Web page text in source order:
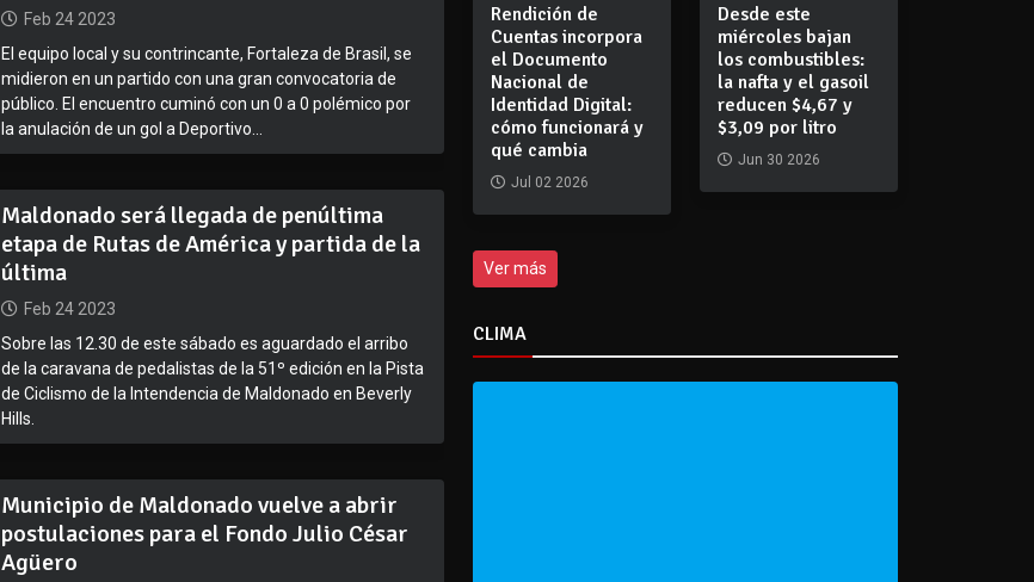
Feb 24 2023
El equipo local y su contrincante, Fortaleza de Brasil, se
midieron en un partido con una gran convocatoria de
público. El encuentro cuminó con un 0 a 0 polémico por
la anulación de un gol a Deportivo...
Maldonado será llegada de penúltima
etapa de Rutas de América y partida de la
última
Feb 24 2023
Sobre las 12.30 de este sábado es aguardado el arribo
de la caravana de pedalistas de la 51º edición en la Pista
de Ciclismo de la Intendencia de Maldonado en Beverly
Hills.
Municipio de Maldonado vuelve a abrir
postulaciones para el Fondo Julio César
Agüero
Rendición de
Cuentas incorpora
el Documento
Nacional de
Identidad Digital:
cómo funcionará y
qué cambia
Jul 02 2026
Desde este
miércoles bajan
los combustibles:
la nafta y el gasoil
reducen $4,67 y
$3,09 por litro
Jun 30 2026
Ver más
CLIMA